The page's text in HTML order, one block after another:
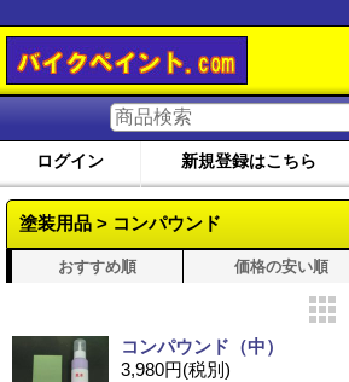
ログイン 新規登録はこちら
塗装用品 > コンパウンド
おすすめ順 価格の安い順
コンパウンド（中）
3,980円(税別)